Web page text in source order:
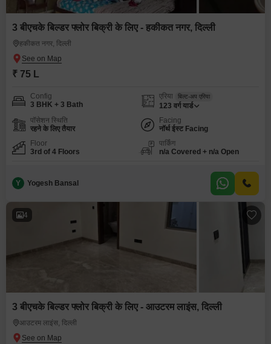
3 बीएचके बिल्डर फ्लोर बिक्री के लिए - हकीकत नगर, दिल्ली
हकीकत नगर, दिल्ली
₹ 75 L
Config
3 BHK + 3 Bath
एरिया बिल्ट-अप एरिया
123 वर्ग यार्ड
पॉसेशन स्थिति
रहने के लिए तैयार
Facing
नॉर्थ ईस्ट Facing
Floor
3rd of 4 Floors
पार्किंग
n/a Covered + n/a Open
Y Yogesh Bansal
4
3 बीएचके बिल्डर फ्लोर बिक्री के लिए - आउटरम लाइंस, दिल्ली
आउटरम लाइंस, दिल्ली